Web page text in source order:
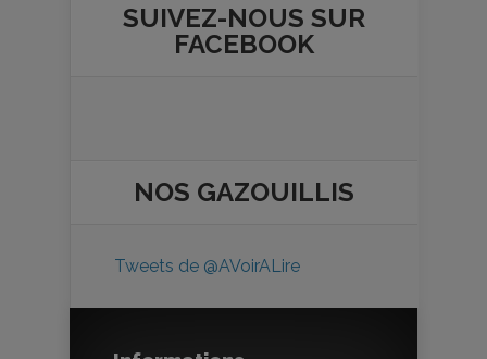
SUIVEZ-NOUS SUR
FACEBOOK
NOS GAZOUILLIS
Tweets de @AVoirALire